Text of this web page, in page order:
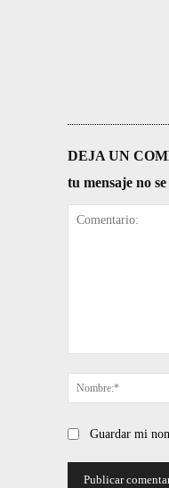
DEJA UN
tu mensaje no
Guardar mi